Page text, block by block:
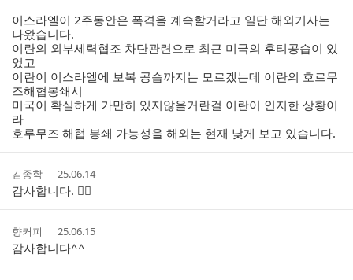
이스라엘이 2주동안은 폭격을 계속할거라고 일단 해외기사는
나왔습니다.
이란의 외부세력협조 차단관련으로 최근 미국의 후티공습이 있
었고
이란이 이스라엘에 보복 공습까지는 모르겠는데 이란의 호르무
즈해협봉쇄시
미국이 확실하게 가만히 있지않을거란걸 이란이 인지한 상황이
라
호루무즈 해협 봉쇄 가능성을 해외는 현재 낮게 보고 있습니다.
작
성
자
김종학
작
성
시
간
25.06.14
감사합니다. 🙇‍♂️
작
성
자
향커피
작
성
시
간
25.06.15
감사합니다^^